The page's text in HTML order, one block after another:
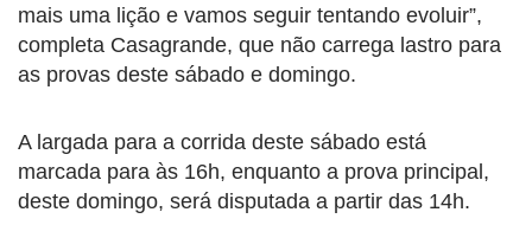
mais uma lição e vamos seguir tentando evoluir”,
completa Casagrande, que não carrega lastro para
as provas deste sábado e domingo.
A largada para a corrida deste sábado está
marcada para às 16h, enquanto a prova principal,
deste domingo, será disputada a partir das 14h.